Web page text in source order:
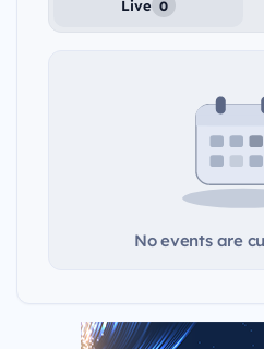
Live 0
No events are